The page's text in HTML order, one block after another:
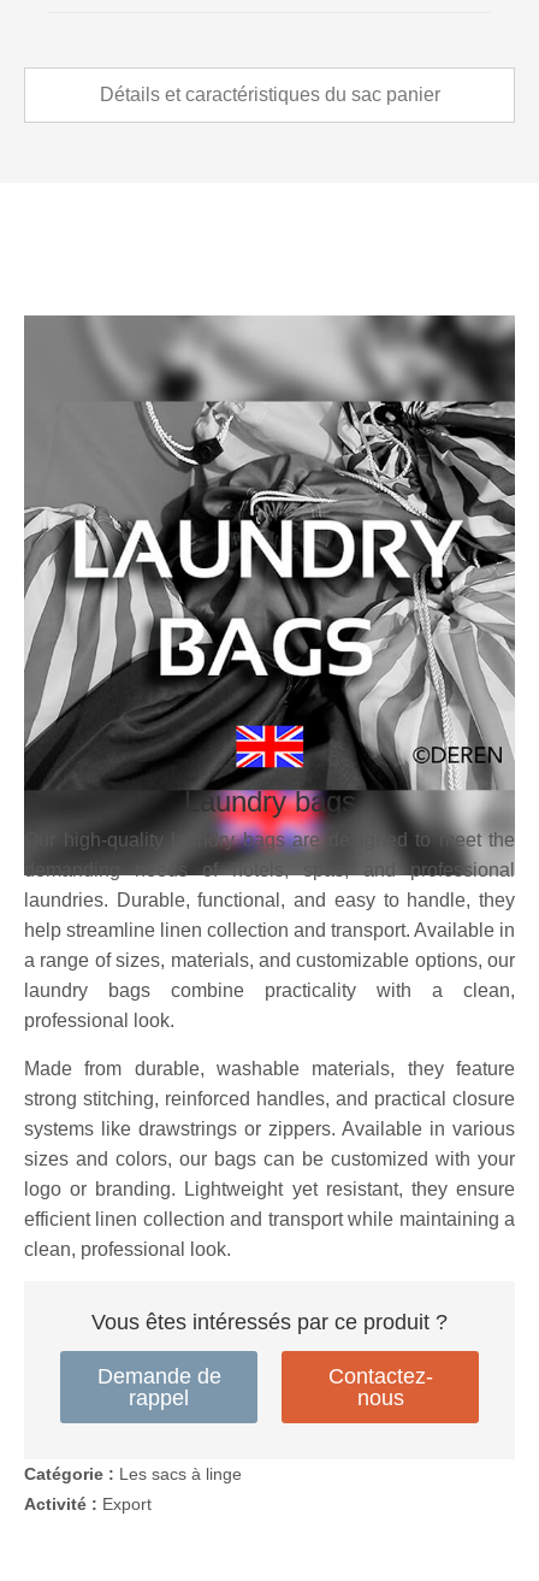
Détails et caractéristiques du sac panier
Laundry bags
Our high-quality laundry bags are designed to meet the
demanding needs of hotels, spas, and professional
laundries. Durable, functional, and easy to handle, they
help streamline linen collection and transport. Available in
a range of sizes, materials, and customizable options, our
laundry bags combine practicality with a clean,
professional look.​
Made from durable, washable materials, they feature
strong stitching, reinforced handles, and practical closure
systems like drawstrings or zippers. Available in various
sizes and colors, our bags can be customized with your
logo or branding. Lightweight yet resistant, they ensure
efficient linen collection and transport while maintaining a
clean, professional look.
Vous êtes intéressés par ce produit ?
Demande de
rappel
Contactez-
nous
Catégorie : Les sacs à linge
Activité : Export